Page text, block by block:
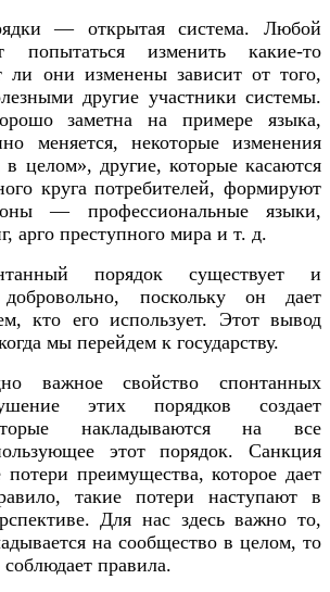
— открытая система. Любой
попытаться изменить какие-то
ли они изменены зависит от того,
другие участники системы.
заметна на примере языка,
меняется, некоторые изменения
в целом», другие, которые касаются
круга потребителей, формируют
— профессиональные языки,
арго преступного мира и т. д.
порядок существует и
добровольно, поскольку он дает
кто его использует. Этот вывод
мы перейдем к государству.
важное свойство спонтанных
этих порядков создает
накладываются на все
этот порядок. Санкция
потери преимущества, которое дает
такие потери наступают в
Для нас здесь важно то,
на сообщество в целом, то
правила.